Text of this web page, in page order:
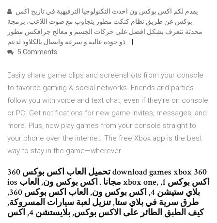
بوكس عن طريق نظام كنكت مطور يتجاوب مع صوت اللاعب، برمجة
محدثة تتعرف بشكل افضل على حركات الجسم و معالج جرافكس مطور
5 Comments
Easily share game clips and screenshots from your console
to favorite gaming & social networks. Friends and parties
follow you with voice and text chat, even if they’re on console
or PC. Get notifications for new game invites, messages, and
more. Plus, now play games from your console straight to
your phone over the internet. The free Xbox app is the best
way to stay in the game—wherever
تحميل العاب اكس بوكس 360 download games xbox 360
ios مجانا . اكس بوكس ون, العاب xbox one, اكس بوكس 1,
بلاي ستيشن 4, اكس بوكس ون, العاب اكس بوكس 360,
طرق سرية في بلاي ستا, تنزيل لعبة سيارات المسروكة,
كيف الطبق الطائر على الاكس بوكس, بلايستشن 4, اكس